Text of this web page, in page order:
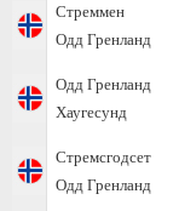
Стреммен
Одд Гренланд
Одд Гренланд
Хаугесунд
Стремсгодсет
Одд Гренланд